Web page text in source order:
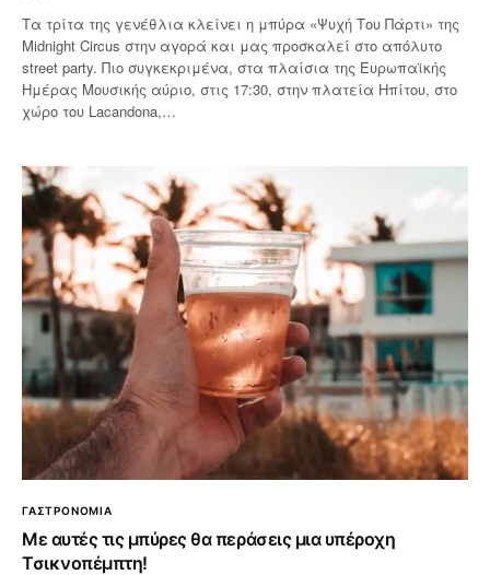
Τα τρίτα της γενέθλια κλείνει η μπύρα «Ψυχή Του Πάρτι» της
Midnight Circus στην αγορά και μας προσκαλεί στο απόλυτο
street party. Πιο συγκεκριμένα, στα πλαίσια της Ευρωπαϊκής
Ημέρας Μουσικής αύριο, στις 17:30, στην πλατεία Ηπίτου, στο
χώρο του Lacandona,…
ΓΑΣΤΡΟΝΟΜΙΑ
Με αυτές τις μπύρες θα περάσεις μια υπέροχη
Τσικνοπέμπτη!